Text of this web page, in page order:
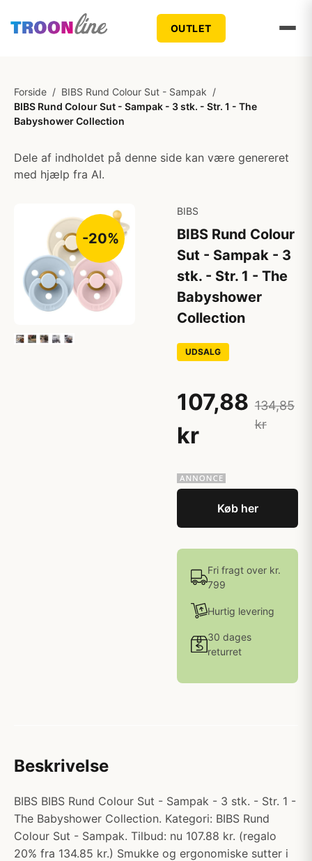
OUTLET
Forside / BIBS Rund Colour Sut - Sampak /
BIBS Rund Colour Sut - Sampak - 3 stk. - Str. 1 - The
Babyshower Collection
Dele af indholdet på denne side kan være genereret
med hjælp fra AI.
-20%
BIBS
BIBS Rund Colour
Sut - Sampak - 3
stk. - Str. 1 - The
Babyshower
Collection
UDSALG
107,88
kr
134,85
kr
Køb her
Fri fragt over kr.
799
Hurtig levering
30 dages
returret
Beskrivelse
BIBS BIBS Rund Colour Sut - Sampak - 3 stk. - Str. 1 -
The Babyshower Collection. Kategori: BIBS Rund
Colour Sut - Sampak. Tilbud: nu 107.88 kr. (regalo
20% fra 134.85 kr.) Smukke og ergonomiske sutter i